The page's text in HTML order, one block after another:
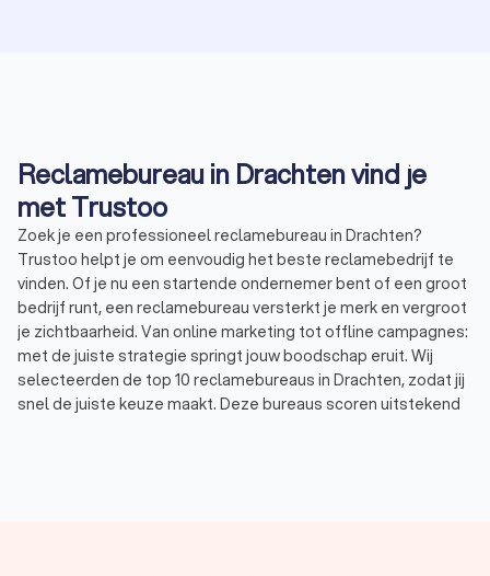
Reclamebureau in Drachten vind je
met Trustoo
Zoek je een professioneel reclamebureau in Drachten?
Trustoo helpt je om eenvoudig het beste reclamebedrijf te
vinden. Of je nu een startende ondernemer bent of een groot
bedrijf runt, een reclamebureau versterkt je merk en vergroot
je zichtbaarheid. Van online marketing tot offline campagnes:
met de juiste strategie springt jouw boodschap eruit. Wij
selecteerden de top 10 reclamebureaus in Drachten, zodat jij
snel de juiste keuze maakt. Deze bureaus scoren uitstekend